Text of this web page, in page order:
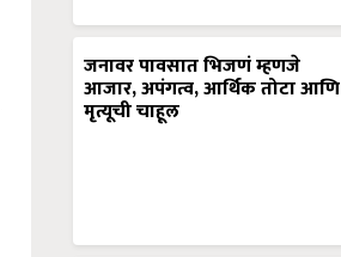
जनावर पावसात भिजणं म्हणजे
आजार, अपंगत्व, आर्थिक तोटा आणि
मृत्यूची चाहूल